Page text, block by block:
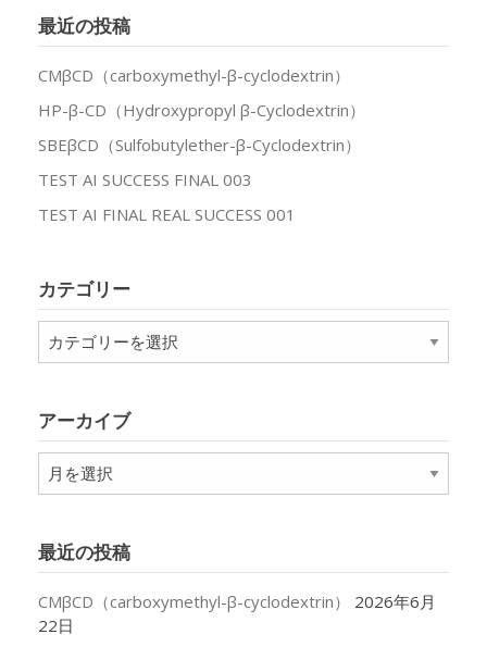
最近の投稿
CMβCD（carboxymethyl-β-cyclodextrin）
HP-β-CD（Hydroxypropyl β-Cyclodextrin）
SBEβCD（Sulfobutylether-β-Cyclodextrin）
TEST AI SUCCESS FINAL 003
TEST AI FINAL REAL SUCCESS 001
カテゴリー
テ
ー
アーカイブ
ア
ー
ブ
最近の投稿
CMβCD（carboxymethyl-β-cyclodextrin）
2026年6月
22日